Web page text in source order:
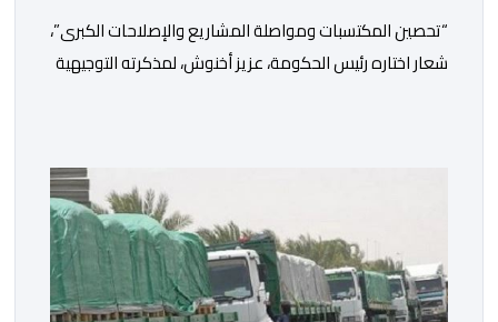
“تحصين المكتسبات ومواصلة المشاريع والإصلاحات الكبرى”،
شعار اختاره رئيس الحكومة، عزيز أخنوش، لمذكرته التوجيهية
الحكومية. هذه الرسالة التأطيرية ارتكزت على 4 أولويات، كما
حملت ألحت على ضرورة عقلنة نفقات التسيير، بل وتقييد
التوظيف إلا في حالة الضرورة. […]